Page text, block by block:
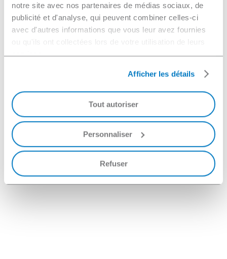
notre site avec nos partenaires de médias sociaux, de
publicité et d'analyse, qui peuvent combiner celles-ci
avec d'autres informations que vous leur avez fournies
ou qu'ils ont collectées lors de votre utilisation de leurs
services.
Afficher les détails
Tout autoriser
Personnaliser
Refuser